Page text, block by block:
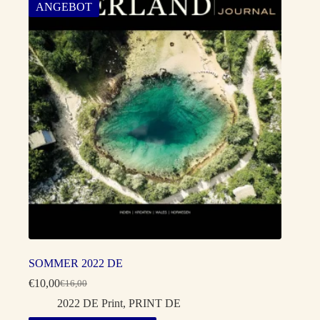
ANGEBOT
SOMMER 2022 DE
€16,00
Ursprünglicher
Preis
war:
€10,00Aktueller
Preis
ist:
2022 DE Print, PRINT DE